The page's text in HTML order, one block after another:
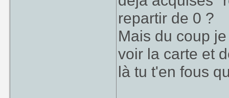
repartir de 0 ?
Mais du coup
voir la carte et
là tu t'en fous